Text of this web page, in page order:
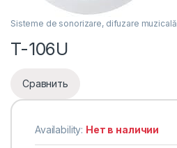
Sisteme de sonorizare, difuzare muzicală
T-106U
Сравнить
Availability: Нет в наличии